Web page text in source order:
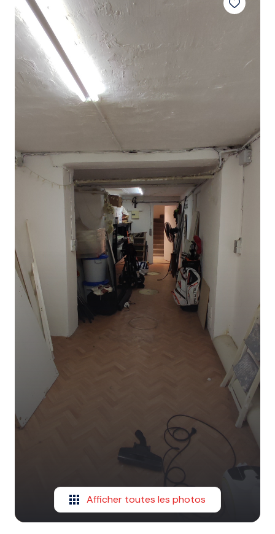
Afficher toutes les photos